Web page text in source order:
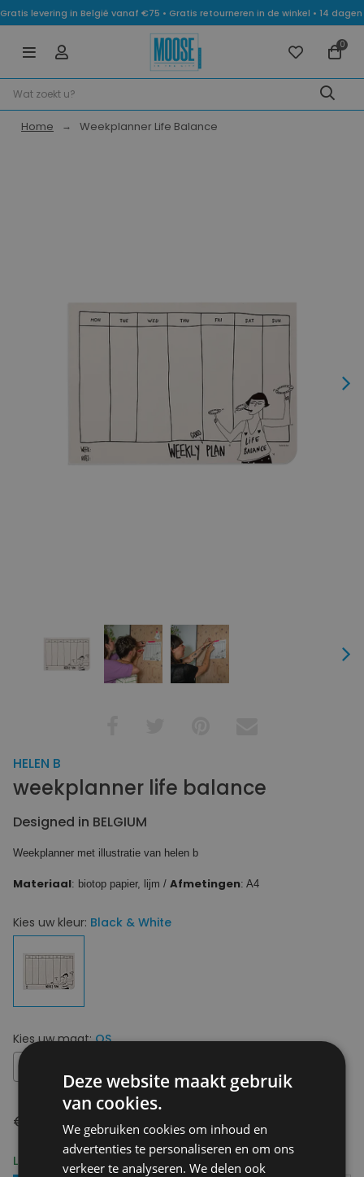
Gratis levering in België vanaf €75 • Gratis retourneren in de winkel • 14
0
Home Weekplanner Life Balance
Next
Next
HELEN B
weekplanner life balance
Designed in BELGIUM
Weekplanner met illustratie van helen b
Materiaal: biotop papier, lijm / Afmetingen: A4
Kies uw kleur: Black & White
Kies uw maat:OS
€ 18,50
Levering 2-3 Werkdagen
Deze website maakt gebruik
van cookies.
We gebruiken cookies om inhoud en
advertenties te personaliseren en om ons
verkeer te analyseren. We delen ook